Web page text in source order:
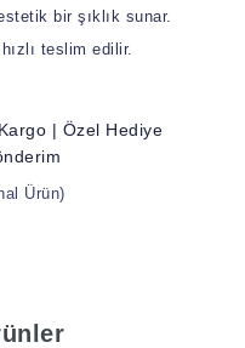
bir şıklık sunar.
teslim edilir.
| Özel Hediye
Ürün)